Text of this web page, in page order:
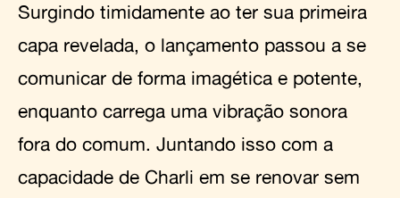
Surgindo timidamente ao ter sua primeira
capa revelada, o lançamento passou a se
comunicar de forma imagética e potente,
enquanto carrega uma vibração sonora
fora do comum. Juntando isso com a
capacidade de Charli em se renovar sem